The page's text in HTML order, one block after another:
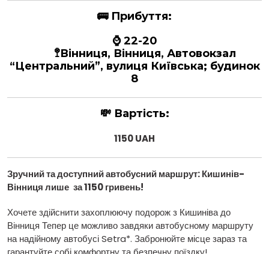
🚌 Прибуття:
⌚ 22-20
🚏Вінниця, Вінниця, Автовокзал
“Центральний”, вулиця Київська; будинок
8
💸 Вартість:
1150 UAH
Зручний та доступний автобусний маршрут: Кишинів-
Вінниця лише за 1150 гривень!
Хочете здійснити захоплюючу подорож з Кишиніва до
Вінниця Тепер це можливо завдяки автобусному маршруту
на надійному автобусі Setra*. Забронюйте місце зараз та